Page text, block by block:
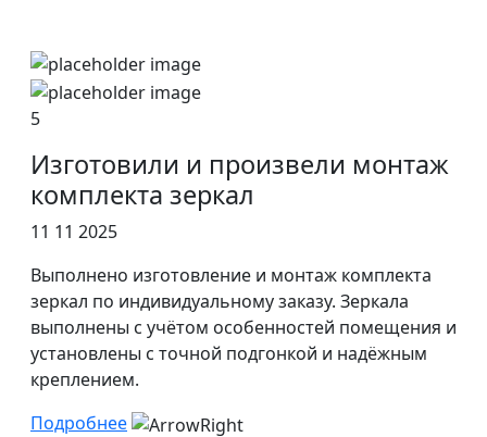
5
Изготовили и произвели монтаж
комплекта зеркал
11 11 2025
Выполнено изготовление и монтаж комплекта
зеркал по индивидуальному заказу. Зеркала
выполнены с учётом особенностей помещения и
установлены с точной подгонкой и надёжным
креплением.
Подробнее